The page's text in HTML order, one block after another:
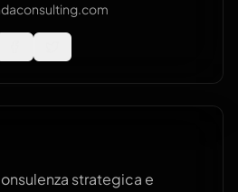
strategica e